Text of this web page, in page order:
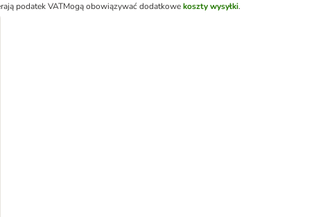
podatek VATMogą obowiązywać dodatkowekoszty wysyłki.